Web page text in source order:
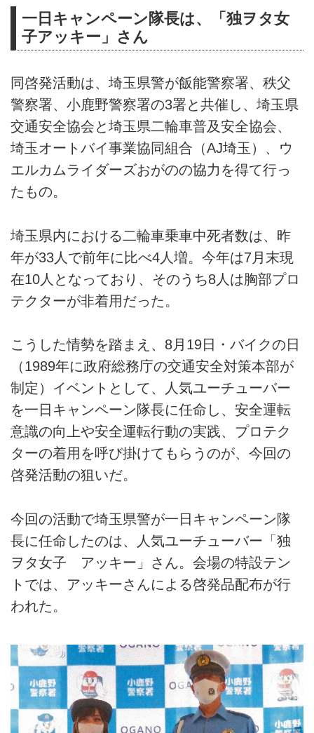
一日キャンペーン隊長は、「独ヲタ女
子アッキー」さん
同啓発活動は、埼玉県警が飯能警察署、秩父
警察署、小鹿野警察署の3署と共催し、埼玉県
交通安全協会と埼玉県二輪車普及安全協会、
埼玉オートバイ事業協同組合（AJ埼玉）、ウ
エルカムライダーズおがのの協力を得て行っ
たもの。
埼玉県内における二輪車乗車中死者数は、昨
年が33人で前年に比べ4人増。今年は7月末現
在10人となっており、そのうち8人は胸部プロ
テクターが非着用だった。
こうした情勢を踏まえ、8月19日・バイクの日
（1989年に政府総務庁の交通安全対策本部が
制定）イベントとして、人気ユーチューバー
を一日キャンペーン隊長に任命し、安全運転
意識の向上や安全運転行動の実践、プロテク
ターの着用を呼び掛けてもらうのが、今回の
啓発活動の狙いだ。
今回の活動で埼玉県警が一日キャンペーン隊
長に任命したのは、人気ユーチューバー「独
ヲタ女子 アッキー」さん。会場の特設テン
トでは、アッキーさんによる啓発品配布が行
われた。